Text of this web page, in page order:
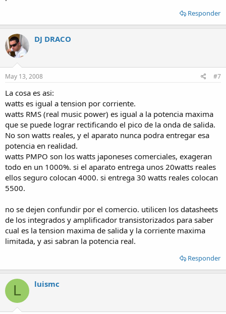
Responder
DJ DRACO
May 13, 2008 #7
La cosa es asi:
watts es igual a tension por corriente.
watts RMS (real music power) es igual a la potencia maxima
que se puede lograr rectificando el pico de la onda de salida.
No son watts reales, y el aparato nunca podra entregar esa
potencia en realidad.
watts PMPO son los watts japoneses comerciales, exageran
todo en un 1000%. si el aparato entrega unos 20watts reales
ellos seguro colocan 4000. si entrega 30 watts reales colocan
5500.
no se dejen confundir por el comercio. utilicen los datasheets
de los integrados y amplificador transistorizados para saber
cual es la tension maxima de salida y la corriente maxima
limitada, y asi sabran la potencia real.
Responder
L luismc